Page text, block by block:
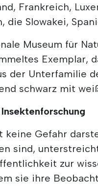
Frankreich,
die Slowakei,
Museum für
der Unterfamilie
schwarz mit
keine Gefahr
sind,
zur
sie ihre